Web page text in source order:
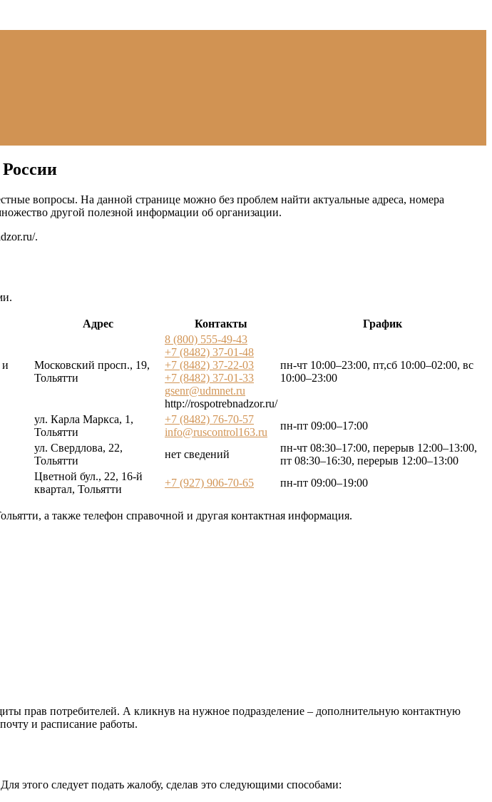
вопросы. На данной странице можно без проблем найти актуальные адреса, номера
другой полезной информации об организации.
.
Адрес Контакты График
и
Московский просп., 19,
Тольятти
8 (800) 555-49-43
+7 (8482) 37-01-48
+7 (8482) 37-22-03
+7 (8482) 37-01-33
gsenr@udmnet.ru
http://rospotrebnadzor.ru/
пн-чт 10:00–23:00, пт,сб 10:00–02:00, вс
10:00–23:00
ул. Карла Маркса, 1,
Тольятти
+7 (8482) 76-70-57
info@ruscontrol163.ru
пн-пт 09:00–17:00
ул. Свердлова, 22,
Тольятти
нет сведений
пн-чт 08:30–17:00, перерыв 12:00–13:00,
пт 08:30–16:30, перерыв 12:00–13:00
Цветной бул., 22, 16-й
квартал, Тольятти
+7 (927) 906-70-65 пн-пт 09:00–19:00
а также телефон справочной и другая контактная информация.
прав потребителей. А кликнув на нужное подразделение – дополнительную контактную
и расписание работы.
этого следует подать жалобу, сделав это следующими способами: